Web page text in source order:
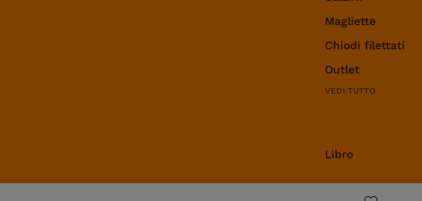
Magliette
Chiodi filettati
Outlet
VEDI TUTTO
Libro